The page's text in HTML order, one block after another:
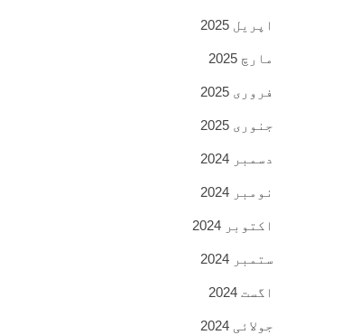
اپریل 2025
مارچ 2025
فروری 2025
جنوری 2025
دسمبر 2024
نومبر 2024
اکتوبر 2024
ستمبر 2024
اگست 2024
جولائی 2024